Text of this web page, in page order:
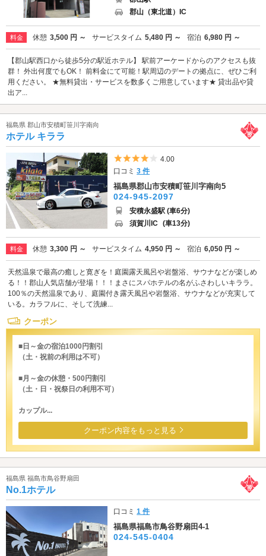
郡山（東北道）IC
料金 休憩 3,500 円 ～ サービスタイム 5,480 円 ～ 宿泊 6,980 円 ～
【郡山駅西口から徒歩5分の駅近ホテル】 駅前アーケードからのアクセスも抜
群！ 外出何度でもOK！ 前料金にて可能！駅周辺のデートの拠点に、ぜひご利
用ください。 ★無料貸出・サービスを数多くご用意しています★ 貸出品や貸
出ア...
福島県 郡山市安積町笹川字南向
ホテル キララ
5つ星のうち4
4.00
口コミ3 件
福島県郡山市安積町笹川字南向5
024-945-2097
安積永盛駅 (車6分)
須賀川IC (車13分)
料金 休憩 3,300 円 ～ サービスタイム 4,950 円 ～ 宿泊 6,050 円 ～
天然温泉で最高の癒しと寛ぎを！庭園露天風呂や岩盤浴、サウナなどが楽しめ
る！！郡山人気店舗が登場！！！まさにスパホテルの名がふさわしいキララ。
100％の天然温泉であり、庭園付き露天風呂や岩盤浴、サウナなどが充実して
いる。カラフルに、そして洗練...
クーポン
■日～金の宿泊1000円割引
（土・祝前の利用は不可）
■月～金の休憩・500円割引
（土・日・祝祭日の利用不可）
カップル...
クーポン内容をもっと見る
福島県 福島市鳥谷野扇田
No.1ホテル
口コミ1 件
福島県福島市鳥谷野扇田4-1
024-545-0404